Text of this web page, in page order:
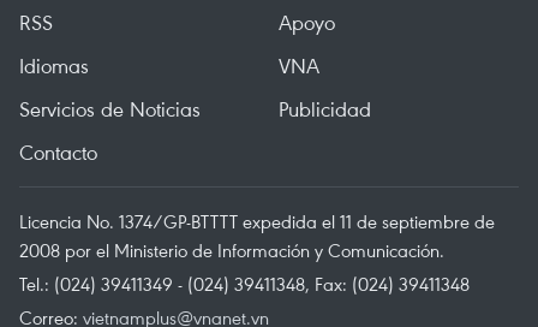
RSS
Apoyo
Idiomas
VNA
Servicios de Noticias
Publicidad
Contacto
Licencia No. 1374/GP-BTTTT expedida el 11 de septiembre de
2008 por el Ministerio de Información y Comunicación.
Tel.: (024) 39411349 - (024) 39411348, Fax: (024) 39411348
Correo: vietnamplus@vnanet.vn